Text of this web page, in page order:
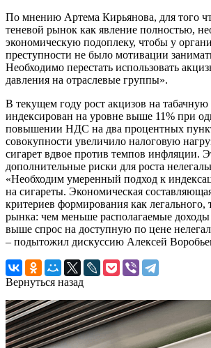
По мнению Артема Кирьянова, для того
теневой рынок как явление полностью,
экономическую подоплеку, чтобы у
преступности не было мотивации
Необходимо перестать использовать
давления на отраслевые группы».
В текущем году рост акцизов на
индексирован на уровне выше 11% при
повышении НДС на два процентных
совокупности увеличило налоговую
сигарет вдвое против темпов инфляции.
дополнительные риски для роста
«Необходим умеренный подход к
на сигареты. Экономическая
критериев формирования как легального,
рынка: чем меньше располагаемые доходы
выше спрос на доступную по цене
– подытожил дискуссию Алексей
Вернуться назад